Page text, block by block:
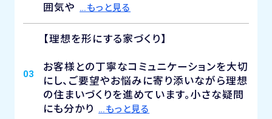
囲気や …もっと見る
03
【理想を形にする家づくり】
お客様との丁寧なコミュニケーションを大切
にし、ご要望やお悩みに寄り添いながら理想
の住まいづくりを進めています。小さな疑問
にも分かり …もっと見る